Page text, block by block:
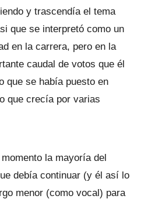
y trascendía el tema
que se interpretó como un
en la carrera, pero en la
caudal de votos que él
que se había puesto en
que crecía por varias
la mayoría del
debía continuar (y él así lo
menor (como vocal) para